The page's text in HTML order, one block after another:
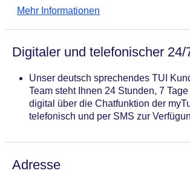
Fußreflexzonenmassage,
Hydrojetmassage,
Massage, Shiatsumassage,
Teilkörpermassage, Rückenmassage
Medizinische Anwendungen:
Lymphdrainage, Packungen (Natur,
Beauty-/Kosmetikanwendungen: Anti-
Gesichtsbehandlung, Maniküre,
Kinder-und Babygeschirr,
Familienappartement bzw.-suite,
Hotelbuchung nur mit Kindern möglich
Mehr Informationen
Digitaler und telefonischer
Unser deutsch sprechendes TUI
Team steht Ihnen 24 Stunden, 7
digital über die Chatfunktion der
telefonisch und per SMS zur
Adresse